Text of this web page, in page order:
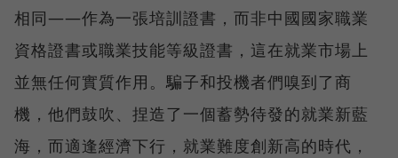
相同——作為一張培訓證書，而非中國國家職業
資格證書或職業技能等級證書，這在就業市場上
並無任何實質作用。騙子和投機者們嗅到了商
機，他們鼓吹、捏造了一個蓄勢待發的就業新藍
海，而適逢經濟下行，就業難度創新高的時代，